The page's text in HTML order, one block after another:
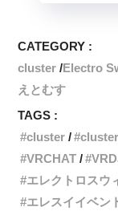
CATEGORY :
cluster Electro
えとむす
TAGS :
cluster
VRCHAT
エレクトロスウ
エレスイイベン